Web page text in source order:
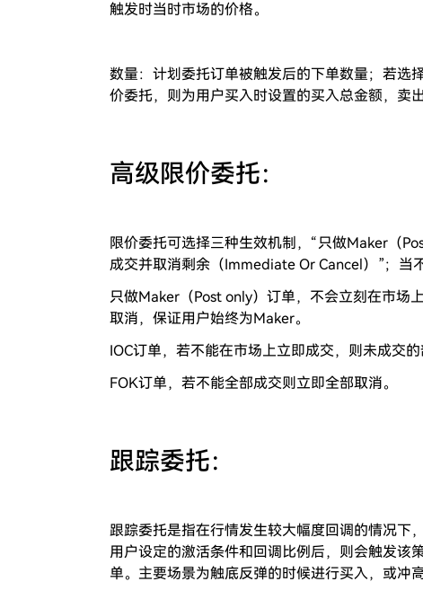
触发时当时市场的价格。
数量：计划委托订单被触发后的下单数量；若选
价委托，则为用户买入时设置的买入总金额，卖
高级限价委托：
限价委托可选择三种生效机制，“只做Maker（
成交并取消剩余（Immediate Or Cancel）”；当
只做Maker（Post only）订单，不会立刻在市场
取消，保证用户始终为Maker。
IOC订单，若不能在市场上立即成交，则未成交的
FOK订单，若不能全部成交则立即全部取消。
跟踪委托：
跟踪委托是指在行情发生较大幅度回调的情况下
用户设定的激活条件和回调比例后，则会触发该
单。主要场景为触底反弹的时候进行买入，或冲